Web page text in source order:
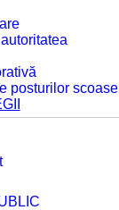
posturilor